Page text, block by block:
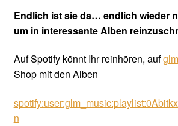
Endlich ist sie da… endlich wieder
um in interessante Alben
Auf Spotify könnt Ihr reinhören, auf
Shop mit den Alben
n